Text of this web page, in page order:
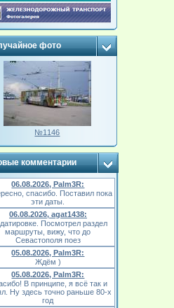
фото
№1146
комментарии
06.08.2026, Palm3R:
спасибо. Поставил пока
эти даты.
06.08.2026, agat1438:
Посмотрел раздел
маршруты, вижу, что до
Севастополя поез
05.08.2026, Palm3R:
Ждём )
05.08.2026, Palm3R:
В принципе, я всё так и
Ну здесь точно раньше 80-х
год